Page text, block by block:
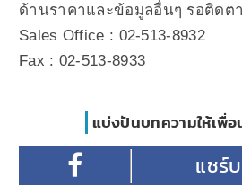
ด้านราคาและข้อมูลอื่นๆ รอติดต
Sales Office : 02-513-8932
Fax : 02-513-8933
แบ่งปันบทความให้เพื่